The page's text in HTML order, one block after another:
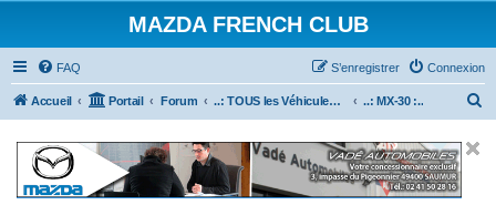
MAZDA FRENCH CLUB
FAQ Connexion
S’enregistrer
Accueil Portail Forum ..: TOUS les Véhicules MAZDA :.. ..: MX-30 :..